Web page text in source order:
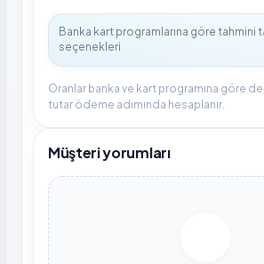
Oranlar banka ve kart programına göre
tutar ödeme adımında hesaplanır.
Müşteri yorumları